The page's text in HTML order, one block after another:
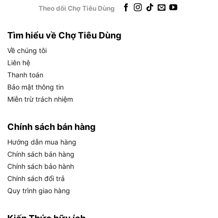
thương hiệu uy tín, phù hợp với tiêu chuẩn công
Công nghệ:
Động cơ mạnh mẽ
thiết kế tối ưu, vận hành êm ái, giảm tiếng ồn.
Tiết kiệm năng lượng
tiết kiệm điện, phù hợp sử dụng lâu dài.
Cách sử dụng, bảo dưỡng Máy thổi
khí DEWALT DWB6800-B1
Theo dõi Chợ Tiêu Dùng
Tìm hiểu về Chợ Tiêu Dùng
Về chúng tôi
Liên hệ
Thanh toán
Bảo mật thông tin
Miễn trừ trách nhiệm
Chính sách bán hàng
Hướng dẫn mua hàng
Chính sách bán hàng
Chính sách bảo hành
Chính sách đổi trả
Quy trình giao hàng